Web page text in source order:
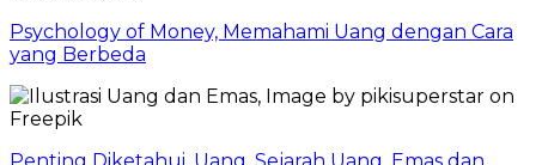
Psychology of Money, Memahami Uang dengan Cara
yang Berbeda